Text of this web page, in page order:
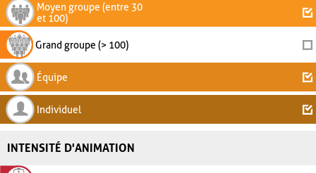
Moyen groupe (entre 30
et 100)
Grand groupe (> 100)
Équipe
Individuel
INTENSITÉ D'ANIMATION